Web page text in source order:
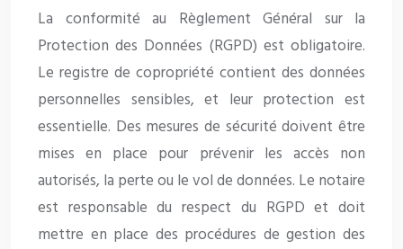
La conformité au Règlement Général sur la
Protection des Données (RGPD) est obligatoire.
Le registre de copropriété contient des données
personnelles sensibles, et leur protection est
essentielle. Des mesures de sécurité doivent être
mises en place pour prévenir les accès non
autorisés, la perte ou le vol de données. Le notaire
est responsable du respect du RGPD et doit
mettre en place des procédures de gestion des